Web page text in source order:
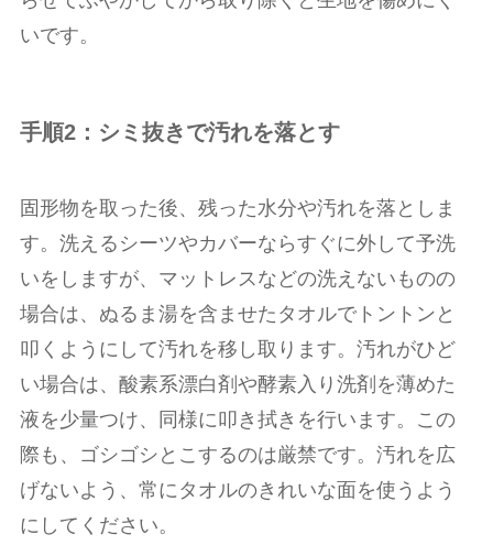
いです。
手順2：シミ抜きで汚れを落とす
固形物を取った後、残った水分や汚れを落としま
す。洗えるシーツやカバーならすぐに外して予洗
いをしますが、マットレスなどの洗えないものの
場合は、ぬるま湯を含ませたタオルでトントンと
叩くようにして汚れを移し取ります。汚れがひど
い場合は、酸素系漂白剤や酵素入り洗剤を薄めた
液を少量つけ、同様に叩き拭きを行います。この
際も、ゴシゴシとこするのは厳禁です。汚れを広
げないよう、常にタオルのきれいな面を使うよう
にしてください。